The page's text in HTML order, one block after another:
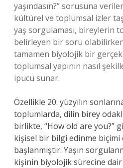
yaşındasın?” sorusuna
kültürel ve toplumsal izler
yaş sorgulaması, bireylerin
belirleyen bir soru
tamamen biyolojik bir
toplumsal yapının nasıl
ipucu sunar.
Özellikle 20. yüzyılın
toplumlarda, dilin birey
birlikte, “How old are you?”
kişisel bir bilgi edinme biçimi
başlanmıştır. Yaşın
kişinin biyolojik sürecine dair